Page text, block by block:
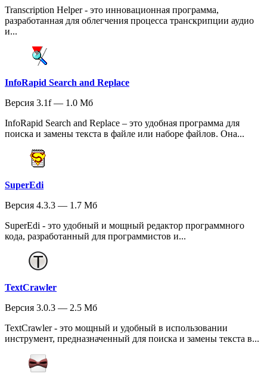
Transcription Helper - это инновационная программа,
разработанная для облегчения процесса транскрипции аудио
и...
InfoRapid Search and Replace
Версия 3.1f — 1.0 Мб
InfoRapid Search and Replace – это удобная программа для
поиска и замены текста в файле или наборе файлов. Она...
SuperEdi
Версия 4.3.3 — 1.7 Мб
SuperEdi - это удобный и мощный редактор программного
кода, разработанный для программистов и...
TextCrawler
Версия 3.0.3 — 2.5 Мб
TextCrawler - это мощный и удобный в использовании
инструмент, предназначенный для поиска и замены текста в...